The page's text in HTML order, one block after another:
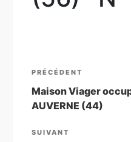
Navigation
de
l’article
Article
précédent
PRÉCÉDENT
Maison Viager
AUVERNE (44)
Article
SUIVANT